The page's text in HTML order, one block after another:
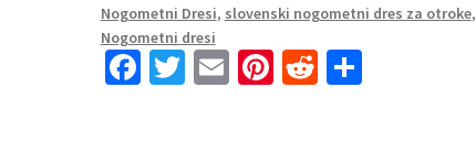
Nogometni Dresi, slovenski nogometni dres za otroke,
Nogometni dresi
Fa T E Pi R S